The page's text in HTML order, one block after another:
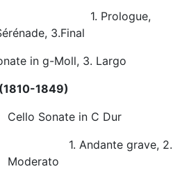
Prologue,
3.Final
in g-Moll, 3. Largo
(1810-1849)
Cello Sonate in C Dur
grave, 2.
Moderato